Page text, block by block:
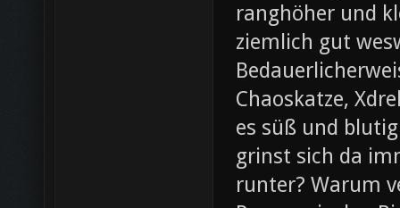
ranghöher und
ziemlich gut
Chaoskatze,
es süß und
grinst sich da
runter? Warum